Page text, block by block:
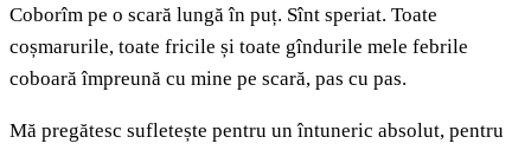
Coborîm pe o scară lungă în puț. Sînt speriat. Toate
coșmarurile, toate fricile și toate gîndurile mele febrile
coboară împreună cu mine pe scară, pas cu pas.
Mă pregătesc sufletește pentru un întuneric absolut, pentru